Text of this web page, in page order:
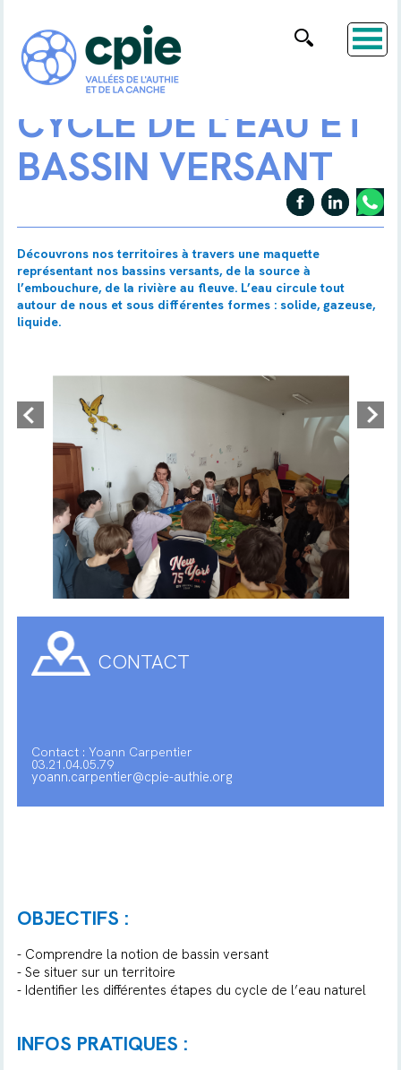
CYCLE DE L’EAU ET
BASSIN VERSANT
Découvrons nos territoires à travers une maquette
représentant nos bassins versants, de la source à
l’embouchure, de la rivière au fleuve. L’eau circule tout
autour de nous et sous différentes formes : solide, gazeuse,
liquide.
CONTACT
Contact : Yoann Carpentier
03.21.04.05.79
yoann.carpentier@cpie-authie.org
OBJECTIFS :
- Comprendre la notion de bassin versant
- Se situer sur un territoire
- Identifier les différentes étapes du cycle de l’eau naturel
INFOS PRATIQUES :